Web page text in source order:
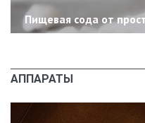
Пищевая сода от
АППАРАТЫ